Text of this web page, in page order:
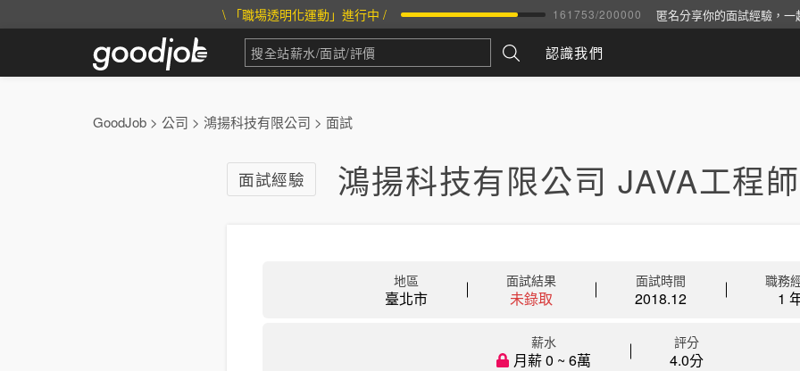
\ 「職場透明化運動」進行中 / 161753/200000 匿名分享你的面試經驗，
認識我們
GoodJob > 公司 > 鴻揚科技有限公司 > 面試
面試經驗 鴻揚科技有限公司 JAVA工程師
地區
臺北市
面試結果
未錄取
面試時間
2018.12
職務
1
薪水
月薪 0 ~ 6萬
評分
4.0分